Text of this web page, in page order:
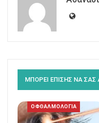
ΜΠΟΡΕΙ ΕΠΙΣΗΣ ΝΑ ΣΑΣ
ΟΦΘΑΛΜΟΛΟΓΙΑ